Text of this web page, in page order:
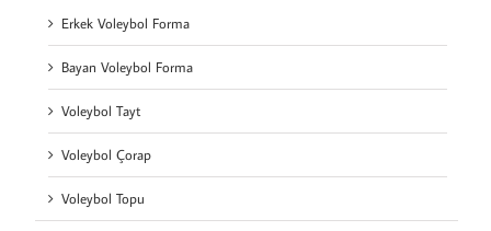
Erkek Voleybol Forma
Bayan Voleybol Forma
Voleybol Tayt
Voleybol Çorap
Voleybol Topu